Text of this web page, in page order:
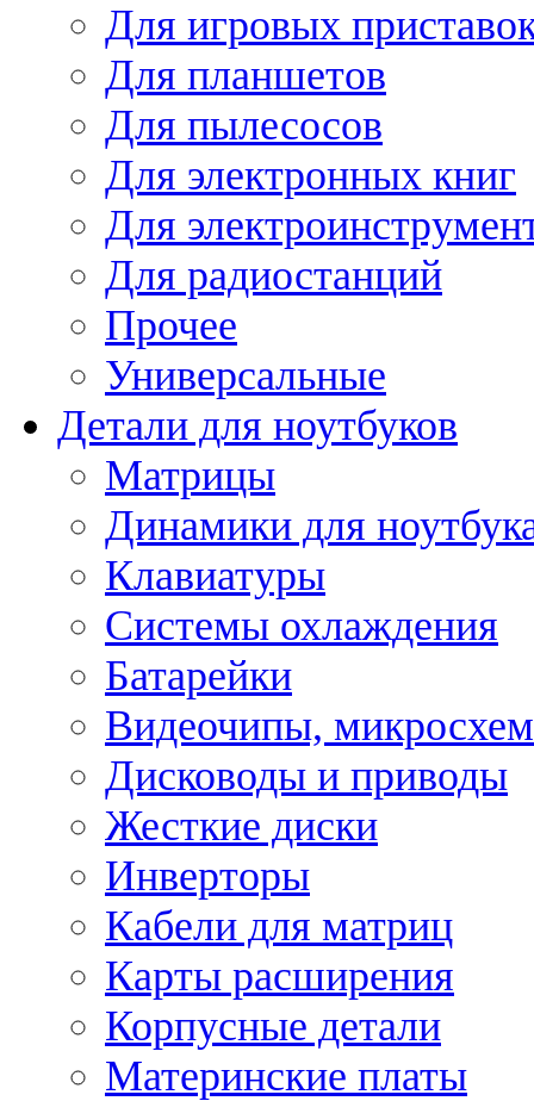
Для игровых
Для планшетов
Для пылесосов
Для электронных книг
Для
Для радиостанций
Прочее
Универсальные
Детали для ноутбуков
Матрицы
Динамики для
Клавиатуры
Системы охлаждения
Батарейки
Видеочипы,
Дисководы и приводы
Жесткие диски
Инверторы
Кабели для матриц
Карты расширения
Корпусные детали
Материнские платы